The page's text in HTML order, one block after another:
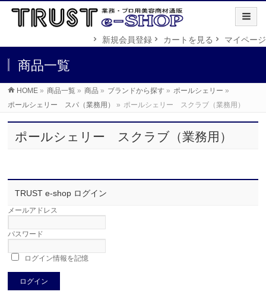
マイページ
カートを見る
新規会員登録
商品一覧
HOME » 商品一覧 » 商品 » ブランドから探す » ポールシェリー »
ポールシェリー スパ（業務用）
» ポールシェリー スクラブ（業務用）
ポールシェリー スクラブ（業務用）
TRUST e-shop ログイン
メールアドレス
パスワード
ログイン情報を記憶